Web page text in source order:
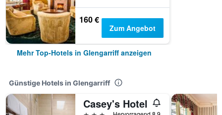
160 €
Zum Angebot
Mehr Top-Hotels in Glengarriff anzeigen
Günstige Hotels in Glengarriff
Casey's Hotel